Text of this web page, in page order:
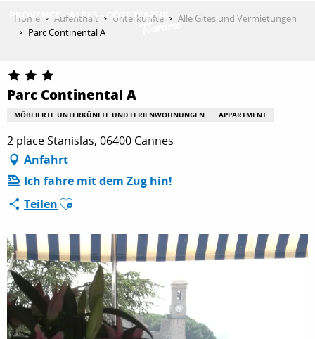
ENTDECKEN
AKTIVITÄTEN
AUFENTHALT
ESPACE PRO
Home Aufenthalt Unterkünfte
Alle Gites und Vermietungen
Parc Continental A
Parc Continental A
MÖBLIERTE UNTERKÜNFTE UND FERIENWOHNUNGEN APPARTMENT
2 place Stanislas, 06400 Cannes
Anfahrt
Ich fahre mit dem Zug hin!
TeilenAjouter aux favoris